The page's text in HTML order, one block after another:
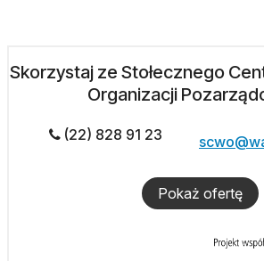
Skorzystaj ze Stołecznego
Organizacji
(22) 828 91 23
Pokaż ofertę